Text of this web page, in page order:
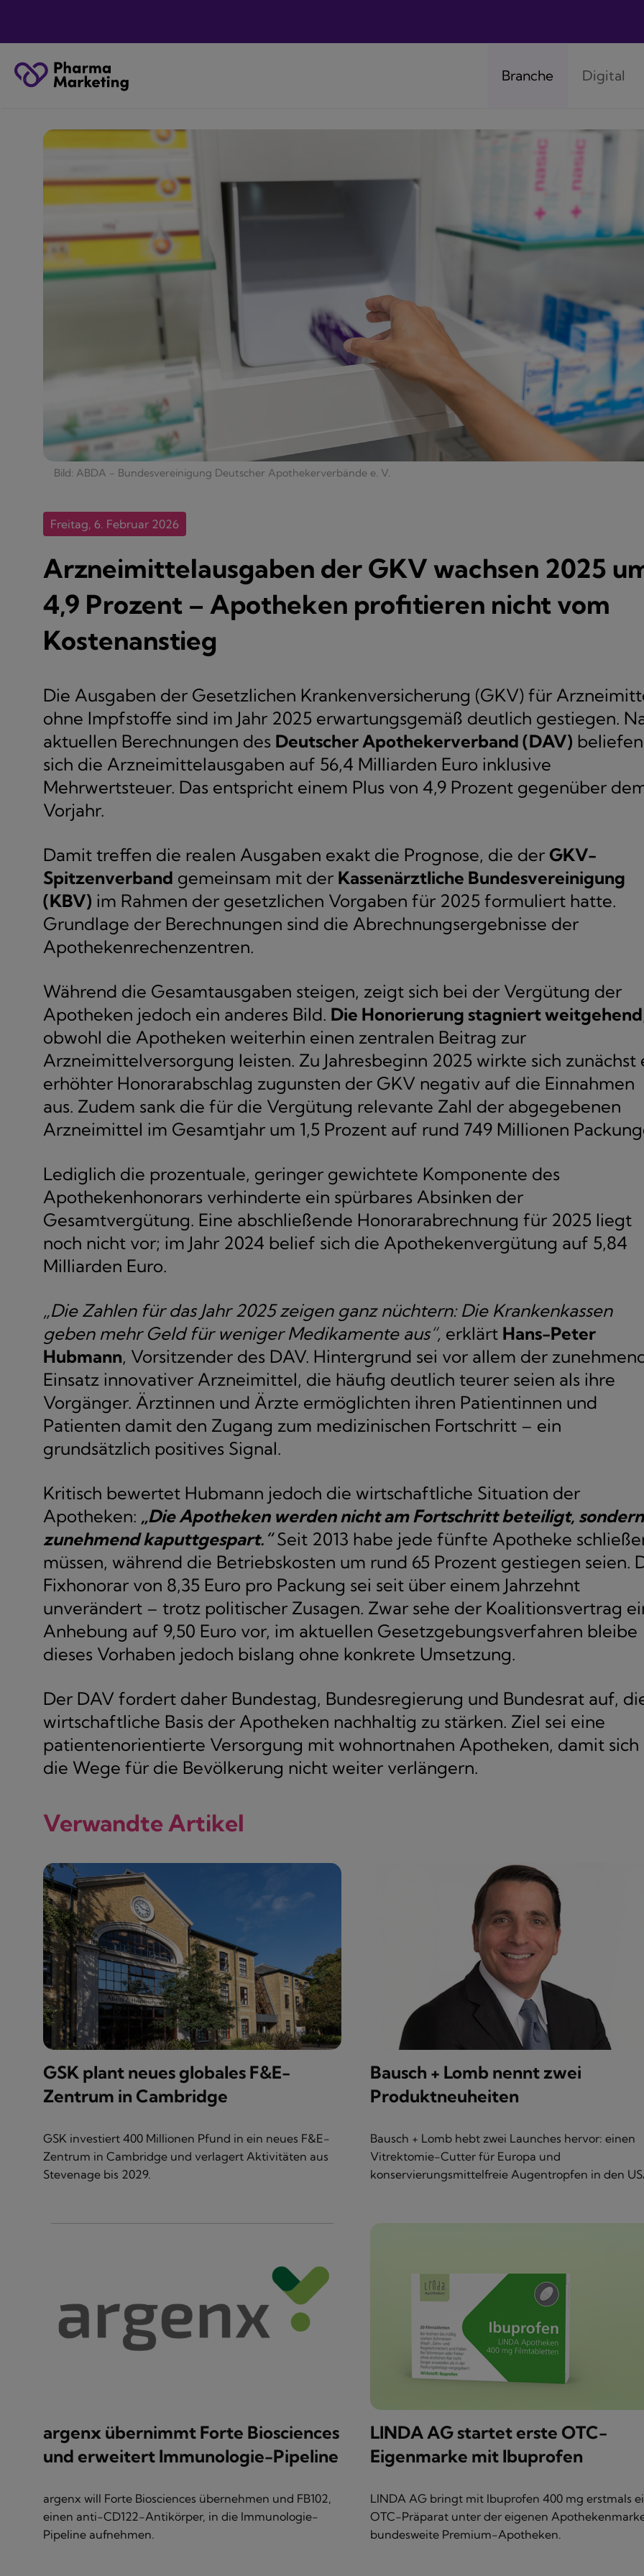
Branche Digital
Bild: ABDA - Bundesvereinigung Deutscher Apothekerverbände e. V.
Freitag, 6. Februar 2026
Arzneimittelausgaben der GKV wachsen 2025
4,9 Prozent – Apotheken profitieren nicht vom
Kostenanstieg
Die Ausgaben der Gesetzlichen Krankenversicherung (GKV) für
ohne Impfstoffe sind im Jahr 2025 erwartungsgemäß deutlich gestiegen.
aktuellen Berechnungen des Deutscher Apothekerverband (DAV) beliefen
sich die Arzneimittelausgaben auf 56,4 Milliarden Euro inklusive
Mehrwertsteuer. Das entspricht einem Plus von 4,9 Prozent gegenüber
Vorjahr.
Damit treffen die realen Ausgaben exakt die Prognose, die der GKV-
Spitzenverband gemeinsam mit der Kassenärztliche Bundesvereinigung
(KBV) im Rahmen der gesetzlichen Vorgaben für 2025 formuliert hatte.
Grundlage der Berechnungen sind die Abrechnungsergebnisse der
Apothekenrechenzentren.
Während die Gesamtausgaben steigen, zeigt sich bei der Vergütung der
Apotheken jedoch ein anderes Bild. Die Honorierung stagniert weitgehend
obwohl die Apotheken weiterhin einen zentralen Beitrag zur
Arzneimittelversorgung leisten. Zu Jahresbeginn 2025 wirkte sich zunächst
erhöhter Honorarabschlag zugunsten der GKV negativ auf die Einnahmen
aus. Zudem sank die für die Vergütung relevante Zahl der abgegebenen
Arzneimittel im Gesamtjahr um 1,5 Prozent auf rund 749 Millionen
Lediglich die prozentuale, geringer gewichtete Komponente des
Apothekenhonorars verhinderte ein spürbares Absinken der
Gesamtvergütung. Eine abschließende Honorarabrechnung für 2025 liegt
noch nicht vor; im Jahr 2024 belief sich die Apothekenvergütung auf 5,84
Milliarden Euro.
„Die Zahlen für das Jahr 2025 zeigen ganz nüchtern: Die Krankenkassen
geben mehr Geld für weniger Medikamente aus“, erklärt Hans-Peter
Hubmann, Vorsitzender des DAV. Hintergrund sei vor allem der
Einsatz innovativer Arzneimittel, die häufig deutlich teurer seien als ihre
Vorgänger. Ärztinnen und Ärzte ermöglichten ihren Patientinnen und
Patienten damit den Zugang zum medizinischen Fortschritt – ein
grundsätzlich positives Signal.
Kritisch bewertet Hubmann jedoch die wirtschaftliche Situation der
Apotheken: „Die Apotheken werden nicht am Fortschritt beteiligt, sondern
zunehmend kaputtgespart.“Seit 2013 habe jede fünfte Apotheke
müssen, während die Betriebskosten um rund 65 Prozent gestiegen seien.
Fixhonorar von 8,35 Euro pro Packung sei seit über einem Jahrzehnt
unverändert – trotz politischer Zusagen. Zwar sehe der Koalitionsvertrag
Anhebung auf 9,50 Euro vor, im aktuellen Gesetzgebungsverfahren bleibe
dieses Vorhaben jedoch bislang ohne konkrete Umsetzung.
Der DAV fordert daher Bundestag, Bundesregierung und Bundesrat auf,
wirtschaftliche Basis der Apotheken nachhaltig zu stärken. Ziel sei eine
patientenorientierte Versorgung mit wohnortnahen Apotheken, damit sich
die Wege für die Bevölkerung nicht weiter verlängern.
Verwandte Artikel
GSK plant neues globales F&E-
Zentrum in Cambridge
GSK investiert 400 Millionen Pfund in ein neues F&E-
Zentrum in Cambridge und verlagert Aktivitäten aus
Stevenage bis 2029.
Bausch + Lomb nennt zwei
Produktneuheiten
Bausch + Lomb hebt zwei Launches hervor: einen
Vitrektomie-Cutter für Europa und
konservierungsmittelfreie Augentropfen in den
argenx übernimmt Forte Biosciences
und erweitert Immunologie-Pipeline
argenx will Forte Biosciences übernehmen und FB102,
einen anti-CD122-Antikörper, in die Immunologie-
Pipeline aufnehmen.
LINDA AG startet erste OTC-
Eigenmarke mit Ibuprofen
LINDA AG bringt mit Ibuprofen 400 mg erstmals
OTC-Präparat unter der eigenen
bundesweite Premium-Apotheken.